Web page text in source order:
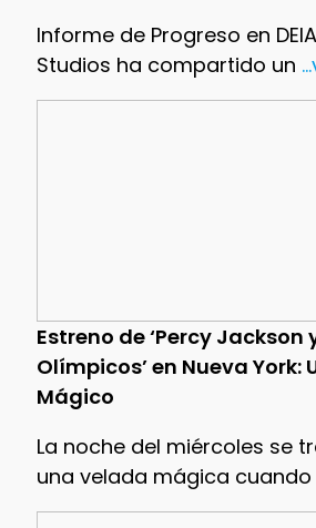
Informe de Progreso en
Studios ha compartido un
Estreno de ‘Percy Jackson
Olímpicos’ en Nueva York:
Mágico
La noche del miércoles se
una velada mágica cuando